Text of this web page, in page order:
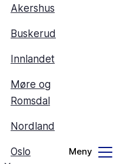
Akershus
Buskerud
Innlandet
Møre og
Romsdal
Nordland
Oslo